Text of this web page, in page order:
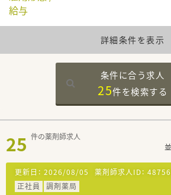
給与
詳細条件を表示
条件に合う求人
25件を検索する
25 件の薬剤師求人
更新日： 2026/08/05 薬剤師求人ID：
正社員
調剤薬局